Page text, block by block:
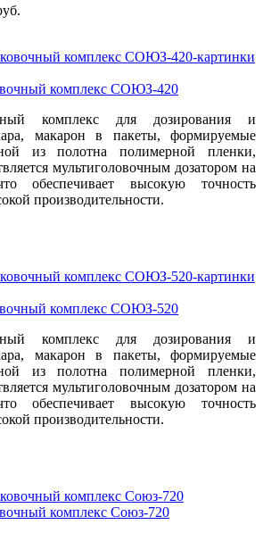
комплекс СОЮЗ-420
комплекс для дозирования и
макарон в пакеты, формируемые
из полотна полимерной пленки,
мультиголовочным дозатором на
обеспечивает высокую точность
производительности.
комплекс СОЮЗ-520
комплекс для дозирования и
макарон в пакеты, формируемые
из полотна полимерной пленки,
мультиголовочным дозатором на
обеспечивает высокую точность
производительности.
комплекс Союз-720